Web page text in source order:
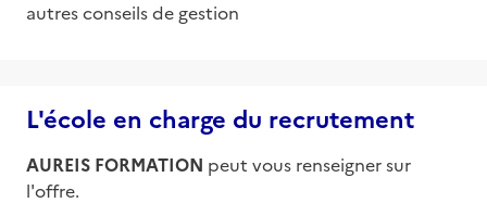
autres conseils de gestion
L'école en charge du recrutement
AUREIS FORMATION peut vous renseigner sur
l'offre.